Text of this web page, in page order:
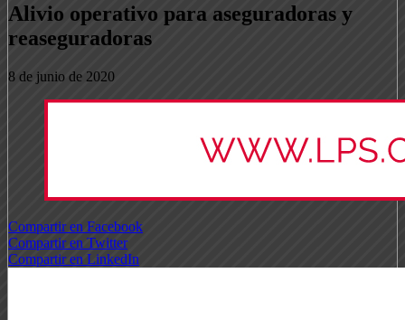
Alivio operativo para aseguradoras y
reaseguradoras
8 de junio de 2020
Compartir en Facebook
Compartir en Twitter
Compartir en LinkedIn